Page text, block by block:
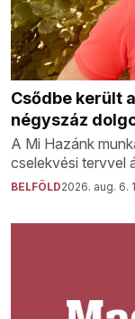
Csődbe került
négyszáz
A Mi Hazánk
cselekvési tervvel
BELFÖLD2026. aug. 6.